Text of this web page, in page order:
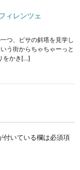
ィレンツェ
つ、ピサの斜塔を見学し
う街からちゃちゃーっと
をかき[…]
付いている欄は必須項